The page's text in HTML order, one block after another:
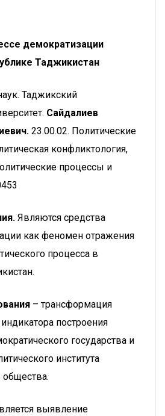
демократизации
Таджикистан
Таджикский
Сайдалиев
23.00.02. Политические
конфликтология,
процессы и
Являются средства
как феномен отражения
процесса в
– трансформация
построения
государства и
института
общества.
выявление